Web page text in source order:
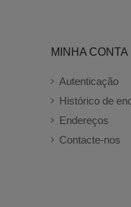
MINHA CONTA
Autenticação
Histórico de
Endereços
Contacte-nos